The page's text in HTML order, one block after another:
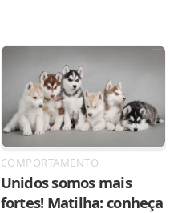
COMPORTAMENTO
Unidos somos mais
fortes! Matilha: conheça